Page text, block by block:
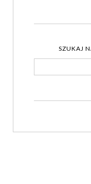
SZUKAJ